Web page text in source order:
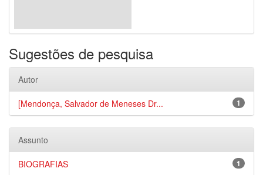
Sugestões de pesquisa
Autor
1
[Mendonça, Salvador de Meneses Dr...
Assunto
1
BIOGRAFIAS